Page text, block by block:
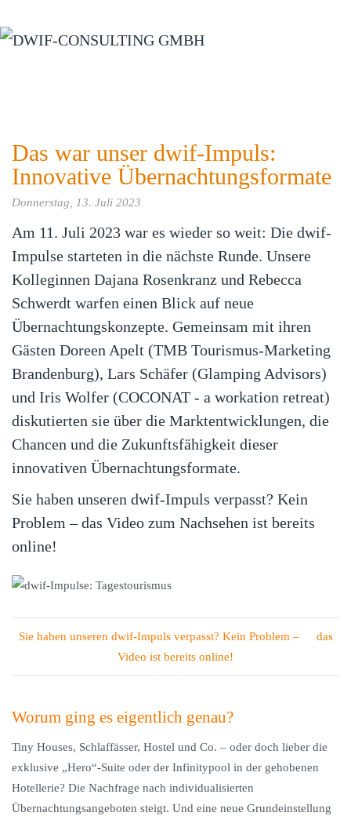
Zum Hauptinhalt springen
Das war unser dwif-Impuls:
Innovative Übernachtungsformate
Donnerstag, 13. Juli 2023
Am 11. Juli 2023 war es wieder so weit: Die dwif-
Impulse starteten in die nächste Runde. Unsere
Kolleginnen Dajana Rosenkranz und Rebecca
Schwerdt warfen einen Blick auf neue
Übernachtungskonzepte. Gemeinsam mit ihren
Gästen Doreen Apelt (TMB Tourismus-Marketing
Brandenburg), Lars Schäfer (Glamping Advisors)
und Iris Wolfer (COCONAT - a workation retreat)
diskutierten sie über die Marktentwicklungen, die
Chancen und die Zukunftsfähigkeit dieser
innovativen Übernachtungsformate.
Sie haben unseren dwif-Impuls verpasst? Kein
Problem – das Video zum Nachsehen ist bereits
online!
Sie haben unseren dwif-Impuls verpasst? Kein Problem –
das
Video ist bereits online!
Worum ging es eigentlich genau?
Tiny Houses, Schlaffässer, Hostel und Co. – oder doch lieber die
exklusive „Hero“-Suite oder der Infinitypool in der gehobenen
Hotellerie? Die Nachfrage nach individualisierten
Übernachtungsangeboten steigt. Und eine neue Grundeinstellung